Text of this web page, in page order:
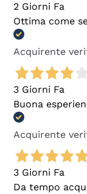
2 Giorni Fa
Ottima come
Acquirente
3 Giorni Fa
Buona
Acquirente
3 Giorni Fa
Da tempo